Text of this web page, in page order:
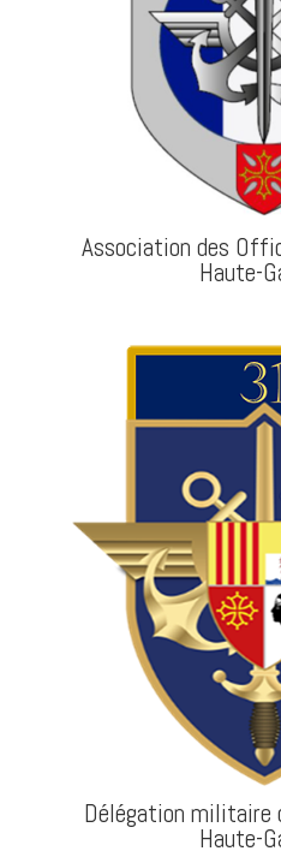
Association des
Haute-
Délégation militaire
Haute-